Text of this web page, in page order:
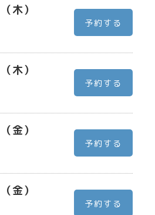
木）
予約する
木）
予約する
金）
予約する
金）
予約する